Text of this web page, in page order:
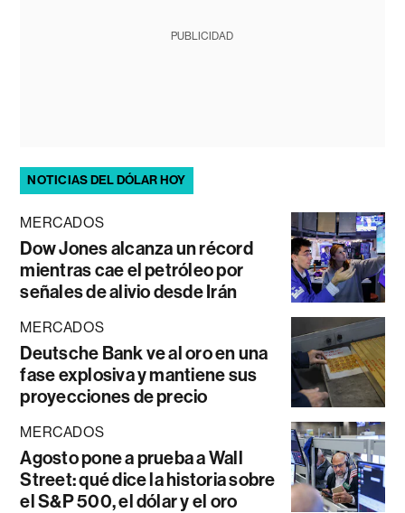
PUBLICIDAD
NOTICIAS DEL DÓLAR HOY
MERCADOS
Dow Jones alcanza un récord
mientras cae el petróleo por
señales de alivio desde Irán
MERCADOS
Deutsche Bank ve al oro en una
fase explosiva y mantiene sus
proyecciones de precio
MERCADOS
Agosto pone a prueba a Wall
Street: qué dice la historia sobre
el S&P 500, el dólar y el oro